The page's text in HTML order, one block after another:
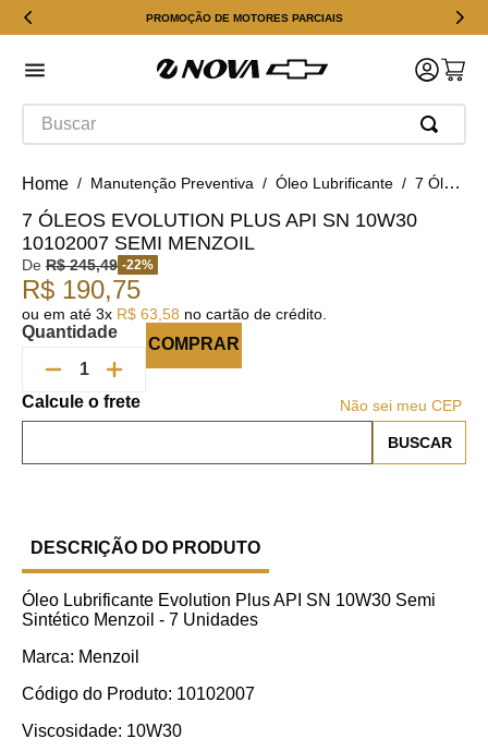
PROMOÇÃO DE MOTORES PARCIAIS
Buscar
Manutenção Preventiva Óleo Lubrificante 7 Óleos Evolution plus API SN 10W30 10102007 Semi Menzoil
7 ÓLEOS EVOLUTION PLUS API SN 10W30
10102007 SEMI MENZOIL
De R$ 245,49 -22%
R$ 190,75
ou em até 3x R$ 63 58 no cartão de crédito.
Quantidade
COMPRAR
Não sei meu CEP
DESCRIÇÃO DO PRODUTO
Óleo Lubrificante Evolution Plus API SN 10W30 Semi
Sintético Menzoil - 7 Unidades
Marca: Menzoil
Código do Produto: 10102007
Viscosidade: 10W30